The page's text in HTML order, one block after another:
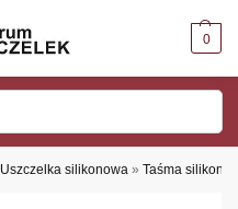
0
Uszczelka silikonowa » Taśma